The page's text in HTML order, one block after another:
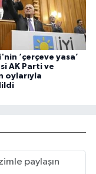
‘çerçeve yasa’
AK Parti ve
oylarıyla